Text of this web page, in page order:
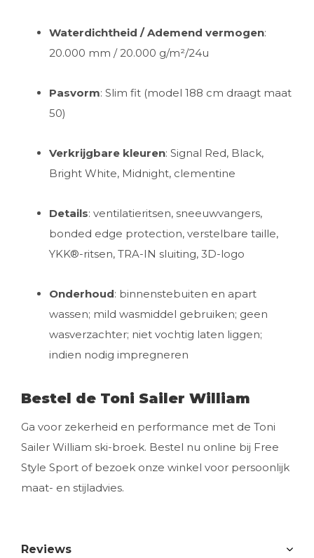
Waterdichtheid / Ademend vermogen:
20.000 mm / 20.000 g/m²/24u
Pasvorm: Slim fit (model 188 cm draagt maat
50)
Verkrijgbare kleuren: Signal Red, Black,
Bright White, Midnight, clementine
Details: ventilatieritsen, sneeuwvangers,
bonded edge protection, verstelbare taille,
YKK®-ritsen, TRA-IN sluiting, 3D-logo
Onderhoud: binnenstebuiten en apart
wassen; mild wasmiddel gebruiken; geen
wasverzachter; niet vochtig laten liggen;
indien nodig impregneren
Bestel de Toni Sailer William
Ga voor zekerheid en performance met de Toni
Sailer William ski-broek. Bestel nu online bij Free
Style Sport of bezoek onze winkel voor persoonlijk
maat- en stijladvies.
Reviews